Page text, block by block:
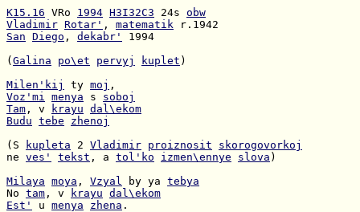
K15.16 VRo 1994 H3I32C3 24s obw
Vladimir Rotar' , matematik
San Diego , dekabr'
1994
( Galina po\et pervyj kuplet )
Milen'kij
ty moj
Voz'mi menya s soboj
Tam , v krayu dal\ekom
Budu tebe
zhenoj
(S
kupleta 2 Vladimir proiznosit
skorogovorkoj
ne ves' tekst , a tol'ko izmen\ennye slova )
Milaya moya , Vzyal by ya tebya
No tam , v krayu dal\ekom
Est'
u menya zhena .